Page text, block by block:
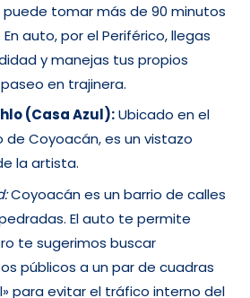
tomar más de 90 minutos
auto, por el Periférico, llegas
y manejas tus propios
en trajinera.
(Casa Azul):Ubicado en el
de Coyoacán, es un vistazo
la artista.
Coyoacán es un barrio de calles
El auto te permite
te sugerimos buscar
públicos a un par de cuadras
para evitar el tráfico interno del